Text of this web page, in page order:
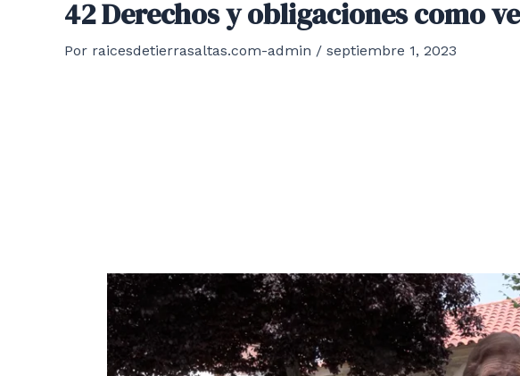
42 Derechos y obligaciones como
Por raicesdetierrasaltas.com-admin / septiembre 1, 2023